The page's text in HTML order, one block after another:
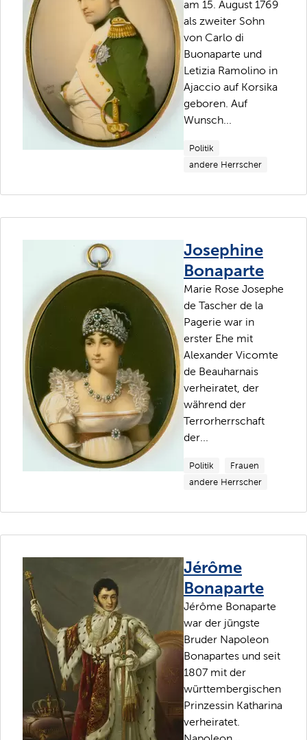
am 15. August 1769
als zweiter Sohn
von Carlo di
Buonaparte und
Letizia Ramolino in
Ajaccio auf Korsika
geboren. Auf
Wunsch...
Politik
andere Herrscher
Josephine
Bonaparte
Marie Rose Josephe
de Tascher de la
Pagerie war in
erster Ehe mit
Alexander Vicomte
de Beauharnais
verheiratet, der
während der
Terrorherrschaft
der...
Politik
Frauen
andere Herrscher
Jérôme
Bonaparte
Jérôme Bonaparte
war der jüngste
Bruder Napoleon
Bonapartes und seit
1807 mit der
württembergischen
Prinzessin Katharina
verheiratet.